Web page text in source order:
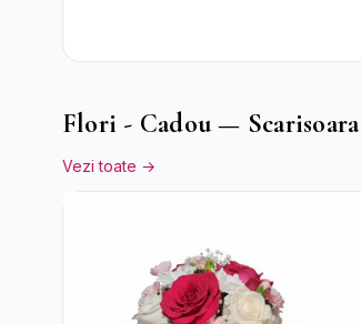
Flori - Cadou — Scarisoara
Vezi toate →